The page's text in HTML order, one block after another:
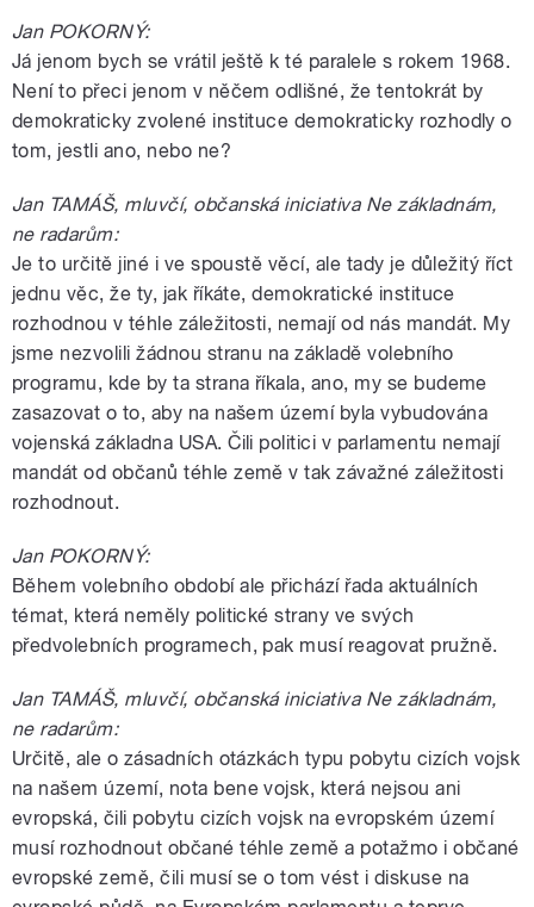
Jan POKORNÝ:
Já jenom bych se vrátil ještě k té paralele s rokem 1968.
Není to přeci jenom v něčem odlišné, že tentokrát by
demokraticky zvolené instituce demokraticky rozhodly o
tom, jestli ano, nebo ne?
Jan TAMÁŠ, mluvčí, občanská iniciativa Ne základnám,
ne radarům:
Je to určitě jiné i ve spoustě věcí, ale tady je důležitý říct
jednu věc, že ty, jak říkáte, demokratické instituce
rozhodnou v téhle záležitosti, nemají od nás mandát. My
jsme nezvolili žádnou stranu na základě volebního
programu, kde by ta strana říkala, ano, my se budeme
zasazovat o to, aby na našem území byla vybudována
vojenská základna USA. Čili politici v parlamentu nemají
mandát od občanů téhle země v tak závažné záležitosti
rozhodnout.
Jan POKORNÝ:
Během volebního období ale přichází řada aktuálních
témat, která neměly politické strany ve svých
předvolebních programech, pak musí reagovat pružně.
Jan TAMÁŠ, mluvčí, občanská iniciativa Ne základnám,
ne radarům:
Určitě, ale o zásadních otázkách typu pobytu cizích vojsk
na našem území, nota bene vojsk, která nejsou ani
evropská, čili pobytu cizích vojsk na evropském území
musí rozhodnout občané téhle země a potažmo i občané
evropské země, čili musí se o tom vést i diskuse na